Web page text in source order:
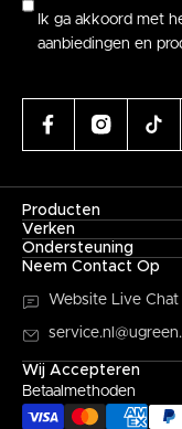
Ik ga akkoord met
aanbiedingen en
Producten
Verken
Ondersteuning
Neem Contact Op
Website Live Chat
Wij Accepteren
Betaalmethoden